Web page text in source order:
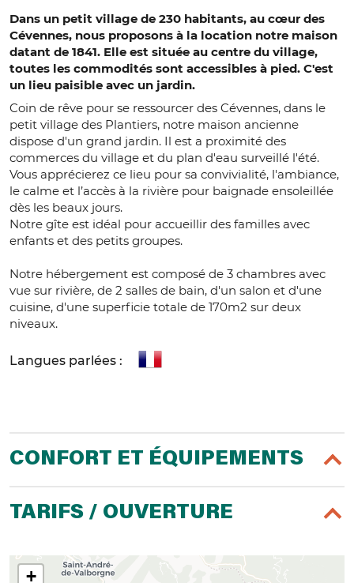
Dans un petit village de 230 habitants, au cœur des
Cévennes, nous proposons à la location notre maison
datant de 1841. Elle est située au centre du village,
toutes les commodités sont accessibles à pied. C'est
un lieu paisible avec un jardin.
Coin de rêve pour se ressourcer des Cévennes, dans le
petit village des Plantiers, notre maison ancienne
dispose d'un grand jardin. Il est a proximité des
commerces du village et du plan d'eau surveillé l'été.
Vous apprécierez ce lieu pour sa convivialité, l'ambiance,
le calme et l’accès à la rivière pour baignade ensoleillée
dès les beaux jours.
Notre gîte est idéal pour accueillir des familles avec
enfants et des petits groupes.
Notre hébergement est composé de 3 chambres avec
vue sur rivière, de 2 salles de bain, d'un salon et d'une
cuisine, d'une superficie totale de 170m2 sur deux
niveaux.
Langues parlées :
CONFORT ET ÉQUIPEMENTS
TARIFS / OUVERTURE
+